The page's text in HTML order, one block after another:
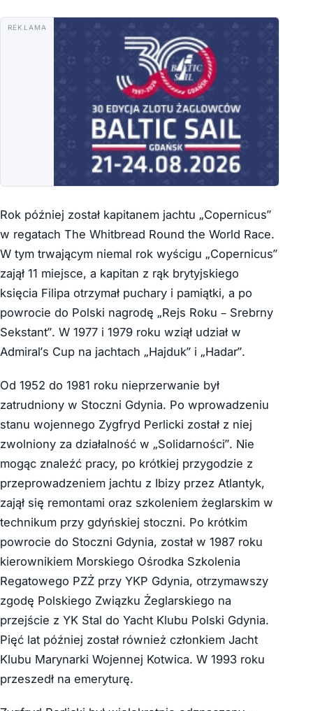
REKLAMA
Rok później został kapitanem jachtu „Copernicus”
w regatach The Whitbread Round the World Race.
W tym trwającym niemal rok wyścigu „Copernicus”
zajął 11 miejsce, a kapitan z rąk brytyjskiego
księcia Filipa otrzymał puchary i pamiątki, a po
powrocie do Polski nagrodę „Rejs Roku – Srebrny
Sekstant”. W 1977 i 1979 roku wziął udział w
Admiral’s Cup na jachtach „Hajduk” i „Hadar”.
Od 1952 do 1981 roku nieprzerwanie był
zatrudniony w Stoczni Gdynia. Po wprowadzeniu
stanu wojennego Zygfryd Perlicki został z niej
zwolniony za działalność w „Solidarności”. Nie
mogąc znaleźć pracy, po krótkiej przygodzie z
przeprowadzeniem jachtu z Ibizy przez Atlantyk,
zajął się remontami oraz szkoleniem żeglarskim w
technikum przy gdyńskiej stoczni. Po krótkim
powrocie do Stoczni Gdynia, został w 1987 roku
kierownikiem Morskiego Ośrodka Szkolenia
Regatowego PZŻ przy YKP Gdynia, otrzymawszy
zgodę Polskiego Związku Żeglarskiego na
przejście z YK Stal do Yacht Klubu Polski Gdynia.
Pięć lat później został również członkiem Jacht
Klubu Marynarki Wojennej Kotwica. W 1993 roku
przeszedł na emeryturę.